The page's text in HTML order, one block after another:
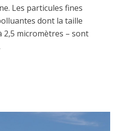
Les particules fines
dont la taille
micromètres – sont